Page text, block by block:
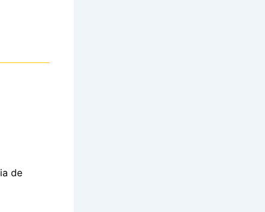
de